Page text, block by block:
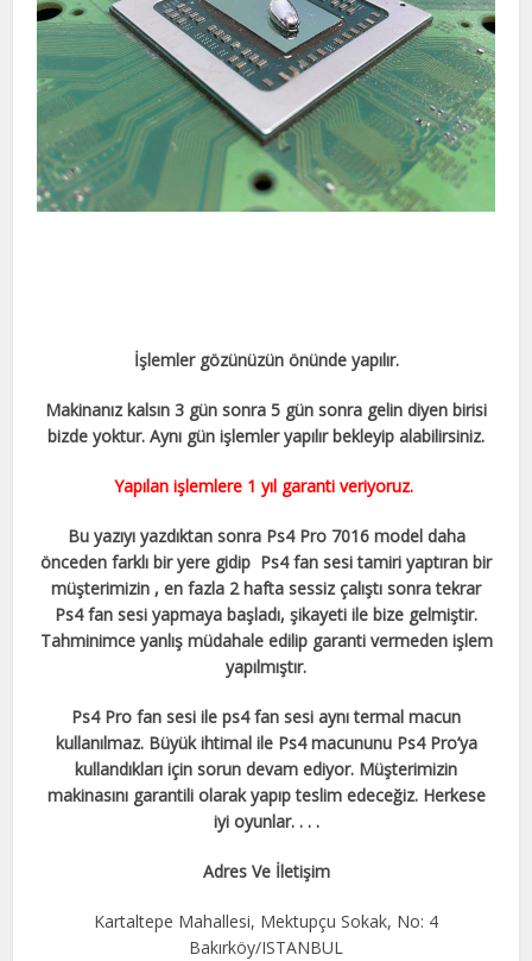
İşlemler gözünüzün önünde yapılır.
Makinanız kalsın 3 gün sonra 5 gün sonra gelin diyen birisi
bizde yoktur. Aynı gün işlemler yapılır bekleyip alabilirsiniz.
Yapılan işlemlere 1 yıl garanti veriyoruz.
Bu yazıyı yazdıktan sonra Ps4 Pro 7016 model daha
önceden farklı bir yere gidip Ps4 fan sesi tamiri yaptıran bir
müşterimizin , en fazla 2 hafta sessiz çalıştı sonra tekrar
Ps4 fan sesi yapmaya başladı, şikayeti ile bize gelmiştir.
Tahminimce yanlış müdahale edilip garanti vermeden işlem
yapılmıştır.
Ps4 Pro fan sesi ile ps4 fan sesi aynı termal macun
kullanılmaz. Büyük ihtimal ile Ps4 macununu Ps4 Pro’ya
kullandıkları için sorun devam ediyor. Müşterimizin
makinasını garantili olarak yapıp teslim edeceğiz. Herkese
iyi oyunlar. . . .
Adres Ve İletişim
Kartaltepe Mahallesi, Mektupçu Sokak, No: 4
Bakırköy/ISTANBUL